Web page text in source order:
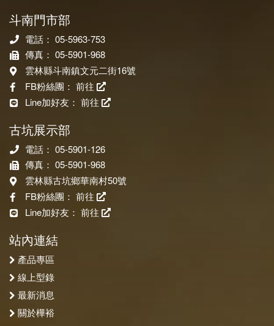
斗南門市部
電話： 05-5963-753
傳真： 05-5901-968
雲林縣斗南鎮文元二街16號
FB粉絲團： 前往
Line加好友： 前往
古坑展示部
電話： 05-5901-126
傳真： 05-5901-968
雲林縣古坑鄉華南村50號
FB粉絲團： 前往
Line加好友： 前往
站內連結
產品專區
線上型錄
最新消息
關於樺裕